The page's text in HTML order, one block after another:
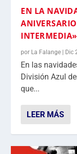
EN LA
INTERMEDIA»
por La Falange | Dic
En las
División Azul
que...
LEER MÁS